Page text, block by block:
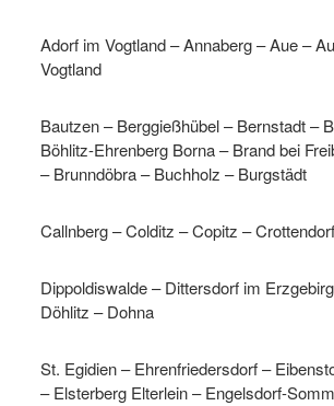
Adorf im Vogtland – Annaberg – Aue –
Vogtland
Bautzen – Berggießhübel – Bernstadt –
Böhlitz-Ehrenberg Borna – Brand bei
– Brunndöbra – Buchholz – Burgstädt
Callnberg – Colditz – Copitz –
Dippoldiswalde – Dittersdorf im
Döhlitz – Dohna
St. Egidien – Ehrenfriedersdorf –
– Elsterberg Elterlein – Engelsdorf-